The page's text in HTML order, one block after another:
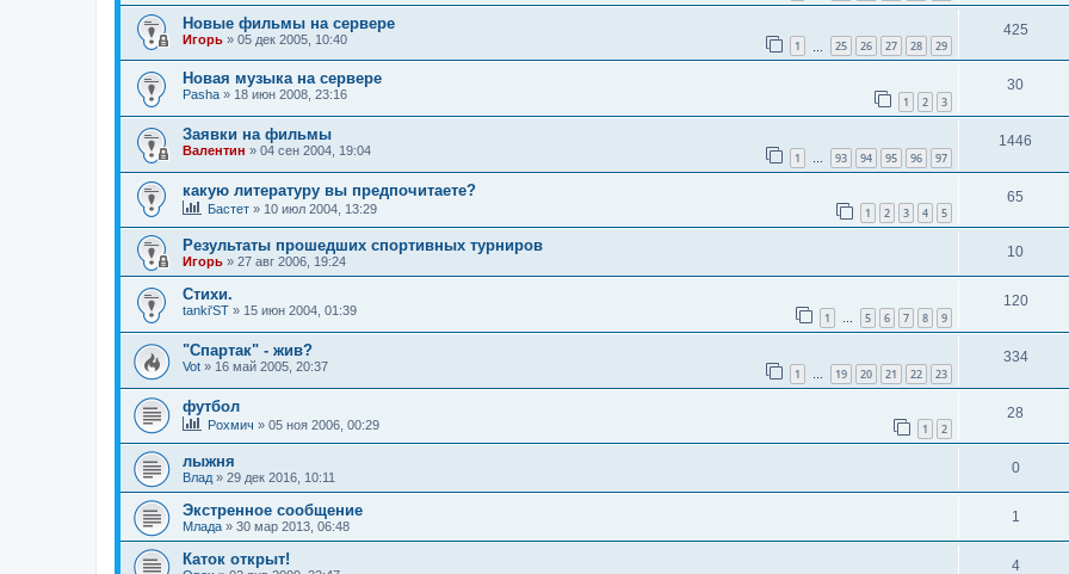
Новые фильмы на сервере
Игорь » 05 дек 2005, 10:40 1 25 26 27 28 29
425
Новая музыка на сервере
Pasha » 18 июн 2008, 23:16 1 2 3
30
Заявки на фильмы
Валентин » 04 сен 2004, 19:04 1 … 93 94 95 96 97
1446
какую литературу вы предпочитаете?
Бастет » 10 июл 2004, 13:29 1 2 3 4 5
65
Результаты прошедших спортивных турниров
Игорь » 27 авг 2006, 19:24
10
Стихи.
tanki'ST » 15 июн 2004, 01:39 1 … 5 6 7 8 9
120
"Спартак" - жив?
Vot » 16 май 2005, 20:37 1 … 19 20 21 22 23
334
футбол
Рохмич » 05 ноя 2006, 00:29 1 2
28
лыжня
Влад » 29 дек 2016, 10:11
0
Экстренное сообщение
Млада » 30 мар 2013, 06:48
1
Каток открыт! 4